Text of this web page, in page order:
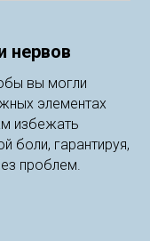
нервов
вы могли
элементах
избежать
боли, гарантируя,
проблем.